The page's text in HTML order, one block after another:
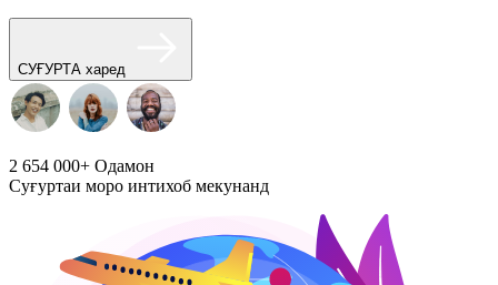
СУҒУРТА харед
2 654 000+ Одамон
Суғуртаи моро интихоб мекунанд